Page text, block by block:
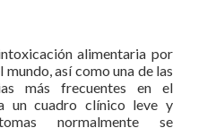
alimentaria por
así como una de las
más frecuentes en el
un cuadro clínico leve y
normalmente se